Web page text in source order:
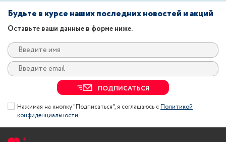
Будьте в курсе наших последних новостей и акций
Оставьте ваши данные в форме ниже.
ПОДПИСАТЬСЯ
Нажимая на кнопку "Подписаться", я соглашаюсь сПолитикой
конфиденциальности